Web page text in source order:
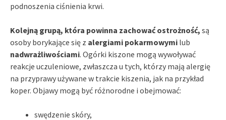
podnoszenia ciśnienia krwi.
Kolejną grupą, która powinna zachować ostrożność, są
osoby borykające się z alergiami pokarmowymi lub
nadwrażliwościami. Ogórki kiszone mogą wywoływać
reakcje uczuleniowe, zwłaszcza u tych, którzy mają alergię
na przyprawy używane w trakcie kiszenia, jak na przykład
koper. Objawy mogą być różnorodne i obejmować:
swędzenie skóry,